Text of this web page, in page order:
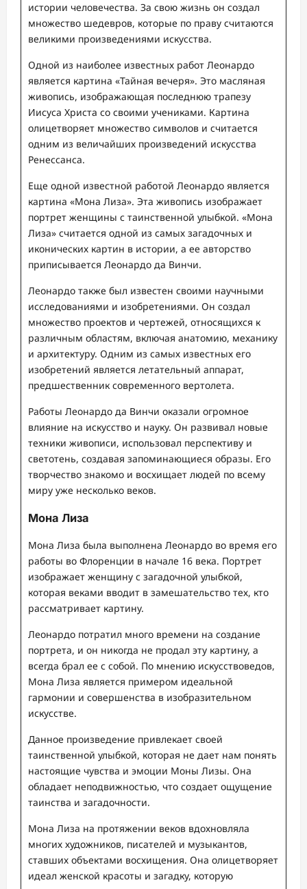
истории человечества. За свою жизнь он создал
множество шедевров, которые по праву считаются
великими произведениями искусства.
Одной из наиболее известных работ Леонардо
является картина «Тайная вечеря». Это масляная
живопись, изображающая последнюю трапезу
Иисуса Христа со своими учениками. Картина
олицетворяет множество символов и считается
одним из величайших произведений искусства
Ренессанса.
Еще одной известной работой Леонардо является
картина «Мона Лиза». Эта живопись изображает
портрет женщины с таинственной улыбкой. «Мона
Лиза» считается одной из самых загадочных и
иконических картин в истории, а ее авторство
приписывается Леонардо да Винчи.
Леонардо также был известен своими научными
исследованиями и изобретениями. Он создал
множество проектов и чертежей, относящихся к
различным областям, включая анатомию, механику
и архитектуру. Одним из самых известных его
изобретений является летательный аппарат,
предшественник современного вертолета.
Работы Леонардо да Винчи оказали огромное
влияние на искусство и науку. Он развивал новые
техники живописи, использовал перспективу и
светотень, создавая запоминающиеся образы. Его
творчество знакомо и восхищает людей по всему
миру уже несколько веков.
Мона Лиза
Мона Лиза была выполнена Леонардо во время его
работы во Флоренции в начале 16 века. Портрет
изображает женщину с загадочной улыбкой,
которая веками вводит в замешательство тех, кто
рассматривает картину.
Леонардо потратил много времени на создание
портрета, и он никогда не продал эту картину, а
всегда брал ее с собой. По мнению искусствоведов,
Мона Лиза является примером идеальной
гармонии и совершенства в изобразительном
искусстве.
Данное произведение привлекает своей
таинственной улыбкой, которая не дает нам понять
настоящие чувства и эмоции Моны Лизы. Она
обладает неподвижностью, что создает ощущение
таинства и загадочности.
Мона Лиза на протяжении веков вдохновляла
многих художников, писателей и музыкантов,
ставших объектами восхищения. Она олицетворяет
идеал женской красоты и загадку, которую